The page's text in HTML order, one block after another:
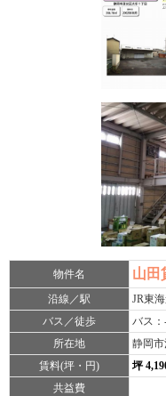
物件名 山田
沿線／駅
JR東
バス／徒歩
バス：
所在地
静岡
賃料(坪・円)
坪
共益費